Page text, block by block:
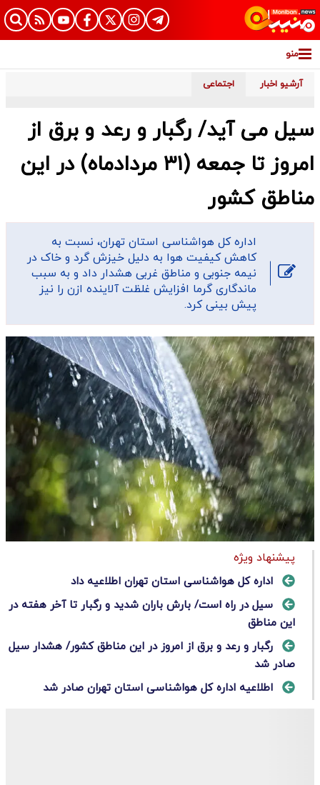
منو
آرشیو اخبار اجتماعی
سیل می آید/ رگبار و رعد و برق از
امروز تا جمعه (۳۱ مردادماه) در این
مناطق کشور
اداره کل هواشناسی استان تهران، نسبت به
کاهش کیفیت هوا به دلیل خیزش گرد و خاک در
نیمه جنوبی و مناطق غربی هشدار داد و به سبب
ماندگاری گرما افزایش غلظت آلاینده ازن را نیز
پیش بینی کرد.
پیشنهاد ویژه
اداره کل هواشناسی استان تهران اطلاعیه داد
سیل در راه است/ بارش باران شدید و رگبار تا آخر هفته در
این مناطق
رگبار و رعد و برق از امروز در این مناطق کشور/ هشدار سیل
صادر شد
اطلاعیه اداره کل هواشناسی استان تهران صادر شد